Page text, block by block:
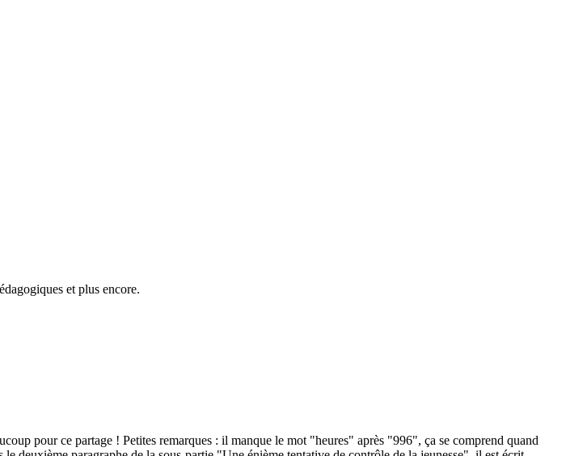
et plus encore.
pour ce partage ! Petites remarques : il manque le mot "heures" après "996", ça se comprend quand